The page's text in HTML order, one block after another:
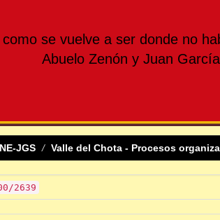
se vuelve a ser donde no
Abuelo Zenón y Juan
JGS Valle del Chota - Procesos
2639